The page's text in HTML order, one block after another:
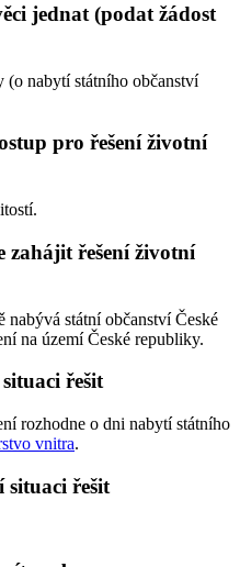
jednat (podat žádost
(o nabytí státního občanství
pro řešení životní
zahájit řešení životní
nabývá státní občanství České
na území České republiky.
řešit
rozhodne o dni nabytí státního
vnitra.
situaci řešit